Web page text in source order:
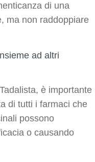
di una
ma non raddoppiare
ad altri
è importante
di tutti i farmaci che
possono
o causando